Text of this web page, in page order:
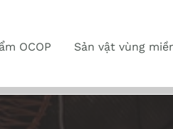
OCOP Sản vật vùng